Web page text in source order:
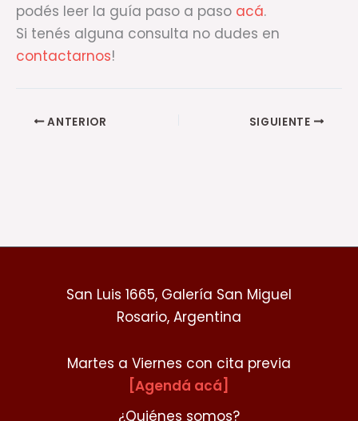
podés leer la guía paso a paso acá.
Si tenés alguna consulta no dudes en
contactarnos!
ANTERIOR SIGUIENTE
San Luis 1665, Galería San Miguel
Rosario, Argentina
Martes a Viernes con cita previa
[Agendá acá]
¿Quiénes somos?